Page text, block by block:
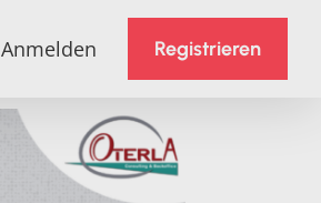
Anmelden Registrieren